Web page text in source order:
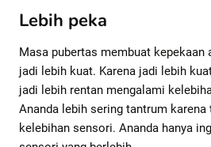
Lebih peka
Masa pubertas membuat kepekaan
jadi lebih kuat. Karena jadi lebih
jadi lebih rentan mengalami
Ananda lebih sering tantrum karena
kelebihan sensori. Ananda hanya